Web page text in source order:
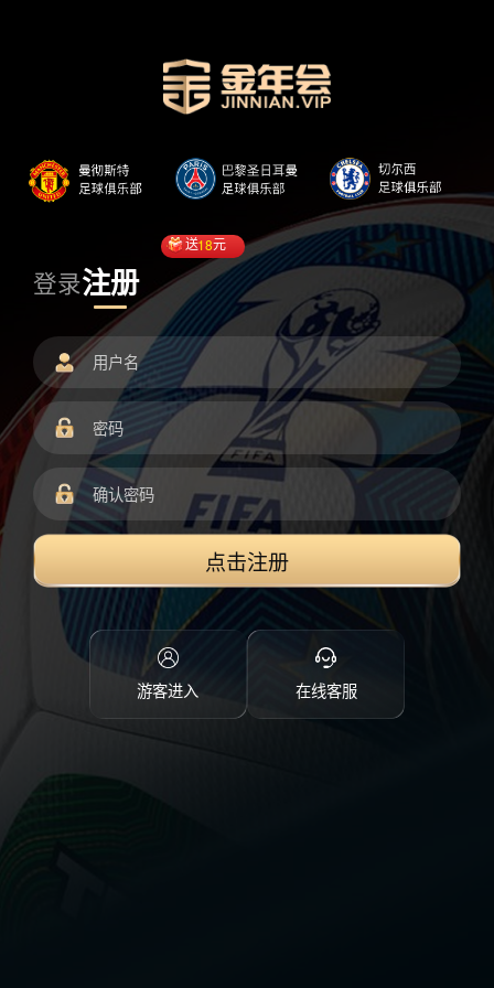
登录注册
送18元
点击注册
游客进入 在线客服